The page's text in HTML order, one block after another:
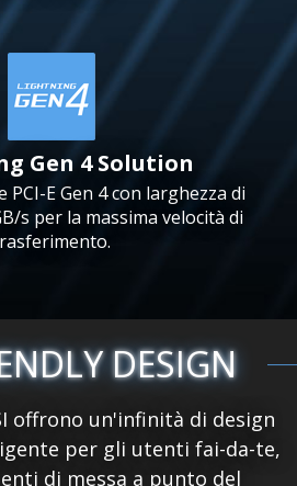
Gen 4 Solution
E Gen 4 con larghezza di
s per la massima velocità di
DESIGN
offrono un'infinità di design
per gli utenti fai-da-te,
di messa a punto del